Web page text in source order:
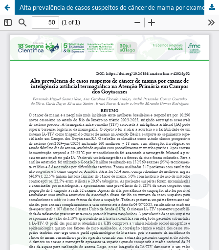
Alta prevalência de casos suspeitos de câncer de mama por exame de inteligência artificial termográfica na Atenção Primária em Campos dos Goytacazes